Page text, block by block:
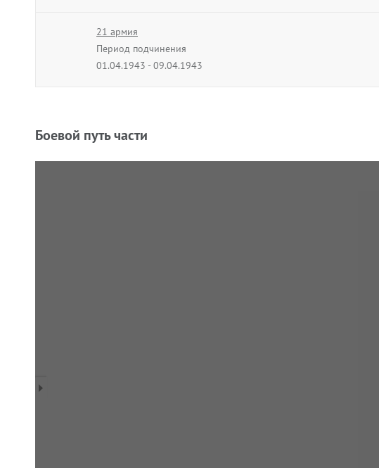
21 армия
Период подчинения
01.04.1943 - 09.04.1943
Боевой путь части